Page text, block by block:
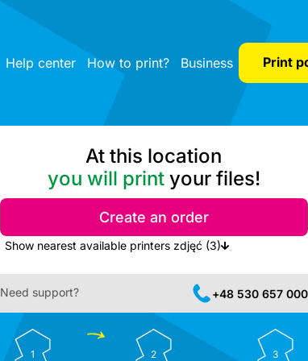
Help center How to print? Business Print
At this location
you will printyour files!
Create an order
Show nearest available printers zdjęć (3)
Need support? +48 530 657 000
1 2 3